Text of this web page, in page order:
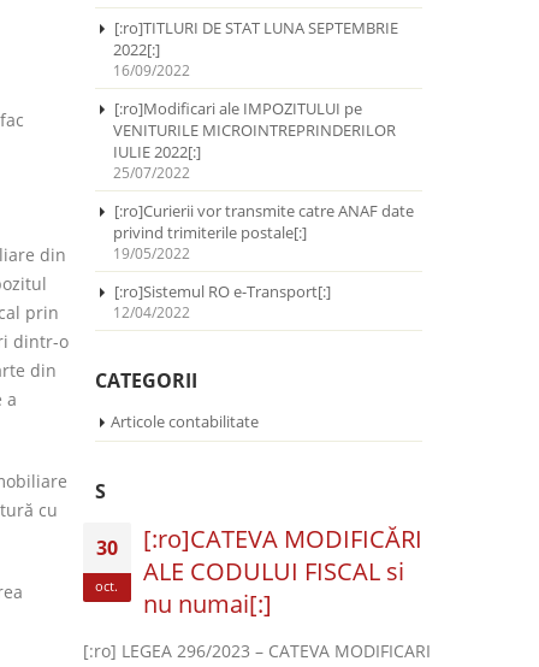
din
prin
dintr-o
din
a
cu
[:ro]TITLURI DE STAT LUNA SEPTEMBRIE
2022[:]
16/09/2022
[:ro]Modificari ale IMPOZITULUI pe
VENITURILE MICROINTREPRINDERILOR
IULIE 2022[:]
25/07/2022
[:ro]Curierii vor transmite catre ANAF date
privind trimiterile postale[:]
19/05/2022
[:ro]Sistemul RO e-Transport[:]
12/04/2022
CATEGORII
Articole contabilitate
S
30
oct.
[:ro]CATEVA MODIFICĂRI
ALE CODULUI FISCAL si
nu numai[:]
[:ro] LEGEA 296/2023 – CATEVA MODIFICARI